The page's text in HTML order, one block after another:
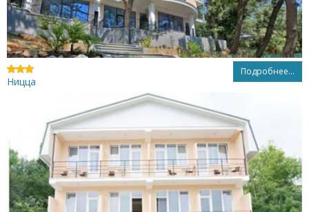
Подробнее...
Ницца